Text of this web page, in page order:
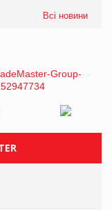
Всі новини